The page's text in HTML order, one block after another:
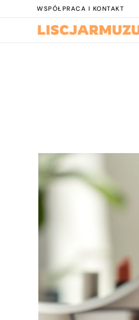
WSPÓŁPRACA I KONTAKT